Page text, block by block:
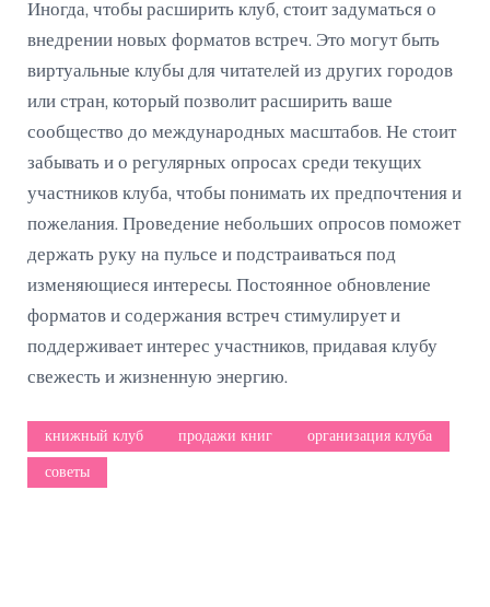
Иногда, чтобы расширить клуб, стоит задуматься о
внедрении новых форматов встреч. Это могут быть
виртуальные клубы для читателей из других городов
или стран, который позволит расширить ваше
сообщество до международных масштабов. Не стоит
забывать и о регулярных опросах среди текущих
участников клуба, чтобы понимать их предпочтения и
пожелания. Проведение небольших опросов поможет
держать руку на пульсе и подстраиваться под
изменяющиеся интересы. Постоянное обновление
форматов и содержания встреч стимулирует и
поддерживает интерес участников, придавая клубу
свежесть и жизненную энергию.
книжный клуб продажи книг организация клуба
советы